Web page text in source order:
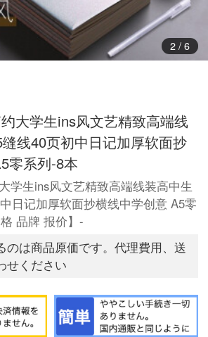
3/ 6
大学生ins风文艺精致高端线
线40页初中日记加厚软面抄
零系列-8本
学生ins风文艺精致高端线装高中生
日记加厚软面抄横线中学创意 A5零
品牌 报价】-
のは商品原価です。代理費用、送
せください